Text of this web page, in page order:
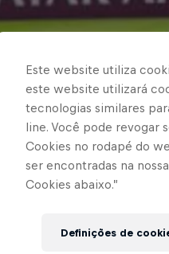
Este website utiliza
este website utilizará
tecnologias similares
line. Você pode revogar
Cookies no rodapé do
ser encontradas na nossa
Cookies abaixo.”
Definições de